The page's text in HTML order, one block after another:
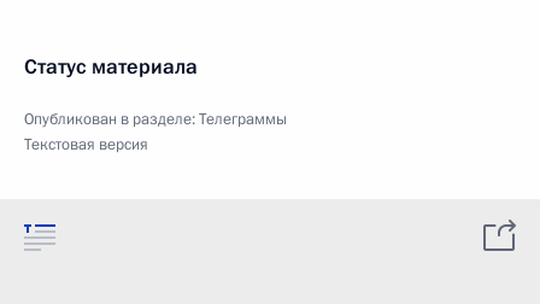
Статус материала
Опубликован в разделе:Телеграммы
Текстовая версия